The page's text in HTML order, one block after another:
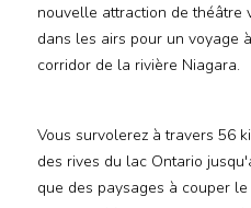
nouvelle attraction de théâtre
dans les airs pour un voyage
corridor de la rivière Niagara.
Vous survolerez à travers 56
des rives du lac Ontario
que des paysages à couper